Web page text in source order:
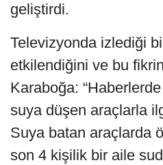
geliştirdi.
Televizyonda izlediği
etkilendiğini ve bu
Karaboğa: “Haberlerde
suya düşen araçlarla
Suya batan araçlarda
son 4 kişilik bir aile